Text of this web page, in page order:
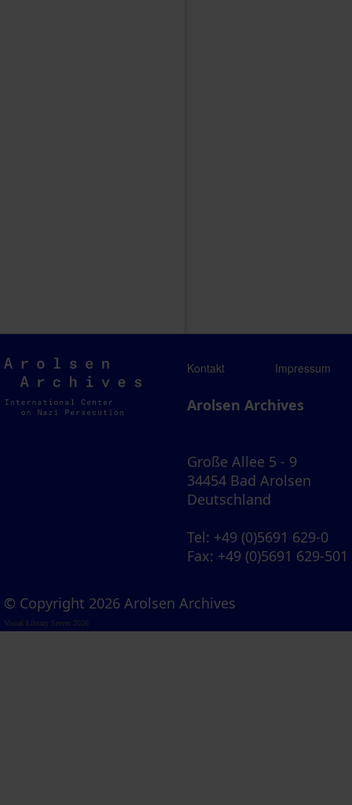
Arolsen
Archives
Kontakt Impressum
Arolsen Archives
Große Allee 5 - 9
34454 Bad Arolsen
Deutschland
Tel: +49 (0)5691 629-0
Fax: +49 (0)5691 629-501
© Copyright 2026 Arolsen Archives
Visual Library Server 2026